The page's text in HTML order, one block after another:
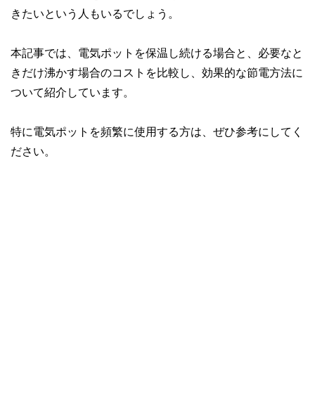
きたいという人もいるでしょう。
本記事では、電気ポットを保温し続ける場合と、必要なと
きだけ沸かす場合のコストを比較し、効果的な節電方法に
ついて紹介しています。
特に電気ポットを頻繁に使用する方は、ぜひ参考にしてく
ださい。